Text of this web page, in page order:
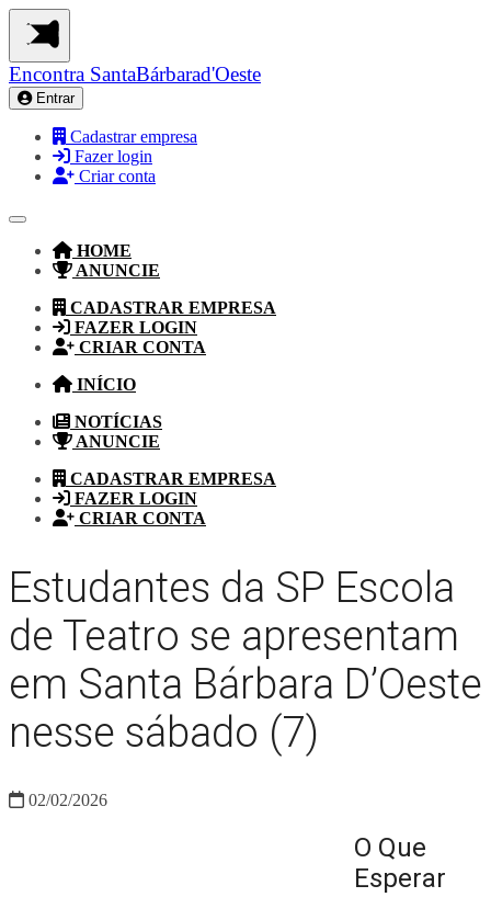
Encontra SantaBárbarad'Oeste
Entrar
Cadastrar empresa
Fazer login
Criar conta
HOME
ANUNCIE
CADASTRAR EMPRESA
FAZER LOGIN
CRIAR CONTA
INÍCIO
NOTÍCIAS
ANUNCIE
CADASTRAR EMPRESA
FAZER LOGIN
CRIAR CONTA
Estudantes da SP Escola
de Teatro se apresentam
em Santa Bárbara D’Oeste
nesse sábado (7)
02/02/2026
O Que
Esperar